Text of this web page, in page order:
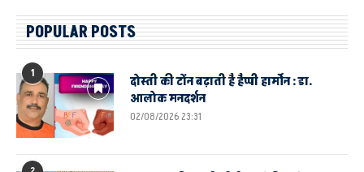
POPULAR POSTS
1
दोस्ती की टोंन बढ़ाती है हैप्पी हार्मोन : डा.
आलोक मनदर्शन
02/08/2026 23:31